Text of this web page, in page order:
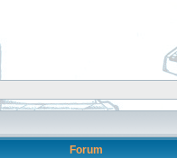
Forum